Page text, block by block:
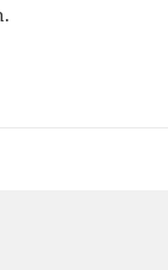
ALLAH